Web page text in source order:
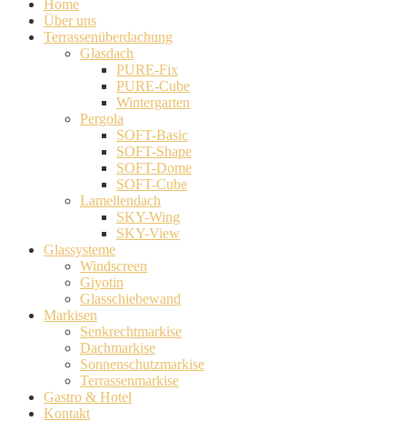
Home
Über uns
Terrassenüberdachung
Glasdach
PURE-Fix
PURE-Cube
Wintergarten
Pergola
SOFT-Basic
SOFT-Shape
SOFT-Dome
SOFT-Cube
Lamellendach
SKY-Wing
SKY-View
Glassysteme
Windscreen
Giyotin
Glasschiebewand
Markisen
Senkrechtmarkise
Dachmarkise
Sonnenschutzmarkise
Terrassenmarkise
Gastro & Hotel
Kontakt